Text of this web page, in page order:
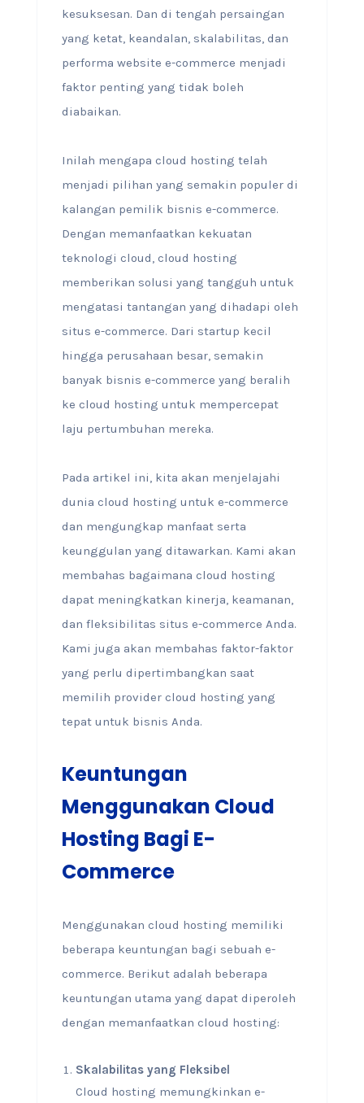
kesuksesan. Dan di tengah persaingan
yang ketat, keandalan, skalabilitas, dan
performa website e-commerce menjadi
faktor penting yang tidak boleh
diabaikan.
Inilah mengapa cloud hosting telah
menjadi pilihan yang semakin populer di
kalangan pemilik bisnis e-commerce.
Dengan memanfaatkan kekuatan
teknologi cloud, cloud hosting
memberikan solusi yang tangguh untuk
mengatasi tantangan yang dihadapi oleh
situs e-commerce. Dari startup kecil
hingga perusahaan besar, semakin
banyak bisnis e-commerce yang beralih
ke cloud hosting untuk mempercepat
laju pertumbuhan mereka.
Pada artikel ini, kita akan menjelajahi
dunia cloud hosting untuk e-commerce
dan mengungkap manfaat serta
keunggulan yang ditawarkan. Kami akan
membahas bagaimana cloud hosting
dapat meningkatkan kinerja, keamanan,
dan fleksibilitas situs e-commerce Anda.
Kami juga akan membahas faktor-faktor
yang perlu dipertimbangkan saat
memilih provider cloud hosting yang
tepat untuk bisnis Anda.
Keuntungan
Menggunakan Cloud
Hosting Bagi E-
Commerce
Menggunakan cloud hosting memiliki
beberapa keuntungan bagi sebuah e-
commerce. Berikut adalah beberapa
keuntungan utama yang dapat diperoleh
dengan memanfaatkan cloud hosting:
Skalabilitas yang Fleksibel
Cloud hosting memungkinkan e-